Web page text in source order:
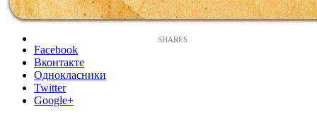
Facebook
Вконтакте
Однокласники
Twitter
Google+